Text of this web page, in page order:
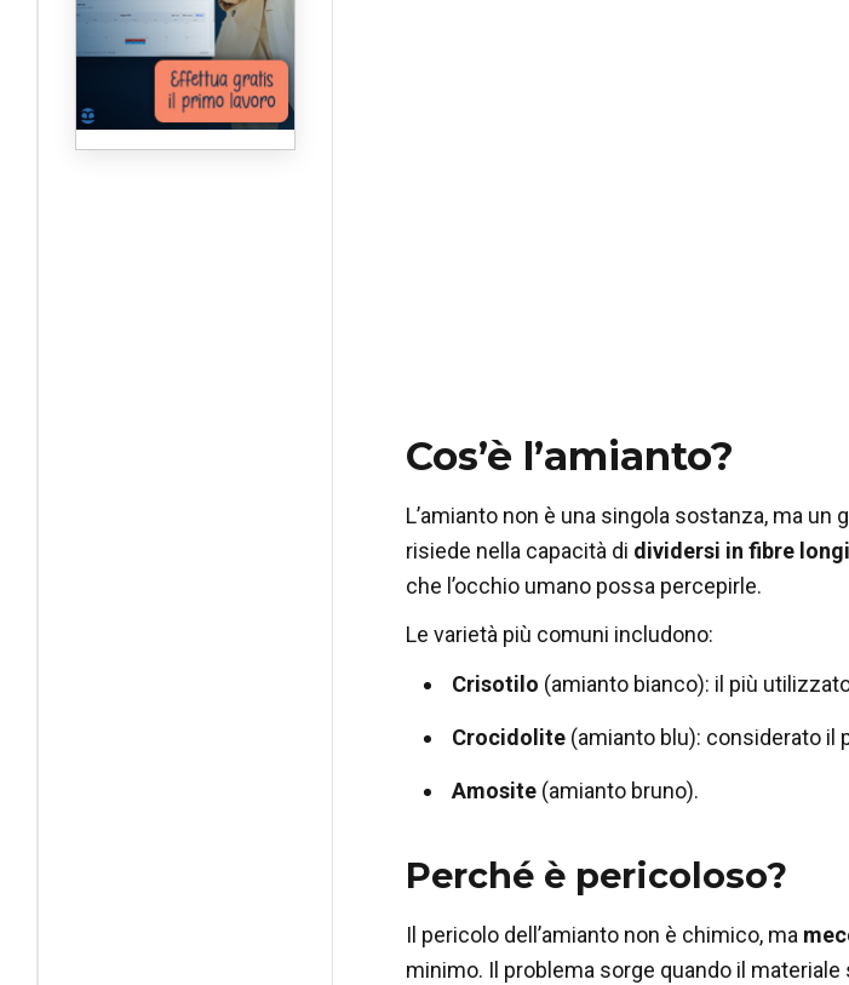
Cos’è l’amianto?
L’amianto non è una singola sostanza, ma
risiede nella capacità di dividersi in fibre
che l’occhio umano possa percepirle.
Le varietà più comuni includono:
Crisotilo (amianto bianco): il più
Crocidolite(amianto blu): considerato il
Amosite(amianto bruno).
Perché è pericoloso?
Il pericolo dell’amianto non è chimico, ma
minimo. Il problema sorge quando il